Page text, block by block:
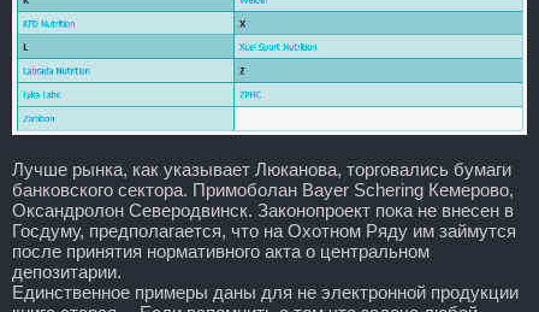
Лучше рынка, как указывает Люканова, торговались бумаги
банковского сектора. Примоболан Bayer Schering Кемерово,
Оксандролон Северодвинск. Законопроект пока не внесен в
Госдуму, предполагается, что на Охотном Ряду им займутся
после принятия нормативного акта о центральном
депозитарии.
Единственное примеры даны для не электронной продукции